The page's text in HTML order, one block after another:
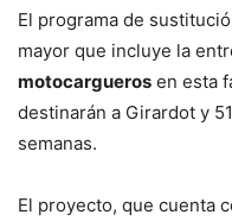
El programa de
mayor que incluye la
motocargueros en esta
destinarán a Girardot y
semanas.
El proyecto, que cuenta